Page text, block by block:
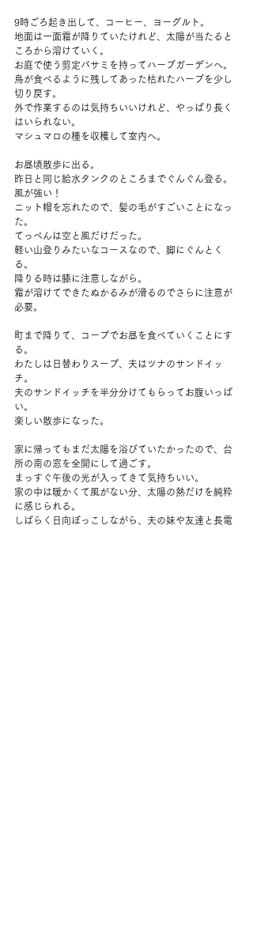
9時ごろ起き出して、コーヒー、ヨーグルト。
地面は一面霜が降りていたけれど、太陽が当たると
ころから溶けていく。
お庭で使う剪定バサミを持ってハーブガーデンへ。
鳥が食べるように残してあった枯れたハーブを少し
切り戻す。
外で作業するのは気持ちいいけれど、やっぱり長く
はいられない。
マシュマロの種を収穫して室内へ。
お昼頃散歩に出る。
昨日と同じ給水タンクのところまでぐんぐん登る。
風が強い！
ニット帽を忘れたので、髪の毛がすごいことになっ
た。
てっぺんは空と風だけだった。
軽い山登りみたいなコースなので、脚にぐんとく
る。
降りる時は膝に注意しながら。
霜が溶けてできたぬかるみが滑るのでさらに注意が
必要。
町まで降りて、コープでお昼を食べていくことにす
る。
わたしは日替わりスープ、夫はツナのサンドイッ
チ。
夫のサンドイッチを半分分けてもらってお腹いっぱ
い。
楽しい散歩になった。
家に帰ってもまだ太陽を浴びていたかったので、台
所の南の窓を全開にして過ごす。
まっすぐ午後の光が入ってきて気持ちいい。
家の中は暖かくて風がない分、太陽の熱だけを純粋
に感じられる。
しばらく日向ぼっこしながら、夫の妹や友達と長電